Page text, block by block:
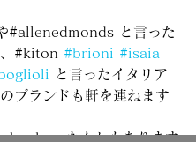
#allenedmonds と言った
、#kiton #brioni #isaia
と言ったイタリア
ブランドも軒を連ねます
なんかもあります